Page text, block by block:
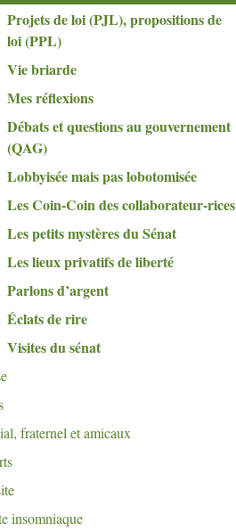
Projets de loi (PJL), propositions de
loi (PPL)
Vie briarde
Mes réflexions
Débats et questions au gouvernement
(QAG)
Lobbyisée mais pas lobotomisée
Les Coin-Coin des collaborateur-rices
Les petits mystères du Sénat
Les lieux privatifs de liberté
Parlons d’argent
Éclats de rire
Visites du sénat
fraternel et amicaux
insomniaque